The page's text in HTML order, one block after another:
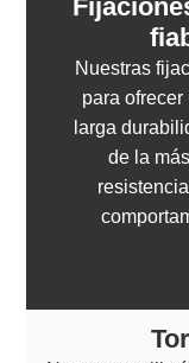
Nuestras
para
larga
de la